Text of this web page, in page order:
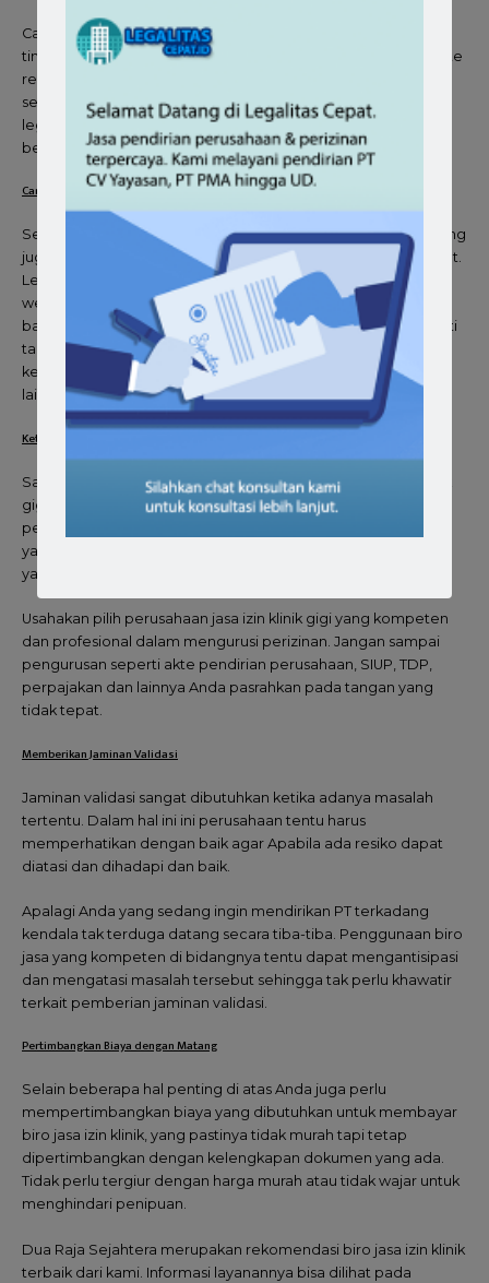
Cara mengetahui status hukum dari perusahaan jasa ini Anda
tinggal melihat profil perusahaan dengan teliti melalui website
resminya. Bahkan bisa juga langsung mendatangi kantornya,
sekalian konsultasi lebih lanjut. Apabila terkesan melakukan
legalitas perusahaannya Anda bisa memutuskan untuk tidak
bekerjasama.
Cari Tahu Riwayat Perusahaan
Selain mengetahui legalitas perusahaan penyedia jasa penting
juga untuk mencari tahu tentang riwayat perusahaan tersebut.
Lebih mudahnya Anda bisa mengetahuinya langsung di
website resminya. Selain itu Anda juga bisa mendapatkan
banyak informasi terkait kualitas perusahaan tersebut. Seperti
tahun berdirinya perusahaan, testimoni dari pelanggannya,
kemudian kontak yang bisa dihubungi dan informasi penting
lainnya.
Ketahui Layanan yang Diberikan
Sama halnya dengan biro jasa perizinan lainnya, jasa izin klinik
gigi juga memiliki tawaran khusus untuk kliennya. Agar calon
pelanggan tertarik biasanya mereka memberikan layanan
yang memadai, cepat dan mudah. Perhatikan dengan teliti
yang pertimbangkan sesuai dengan kebutuhan Anda.
Usahakan pilih perusahaan jasa izin klinik gigi yang kompeten
dan profesional dalam mengurusi perizinan. Jangan sampai
pengurusan seperti akte pendirian perusahaan, SIUP, TDP,
perpajakan dan lainnya Anda pasrahkan pada tangan yang
tidak tepat.
Memberikan Jaminan Validasi
Jaminan validasi sangat dibutuhkan ketika adanya masalah
tertentu. Dalam hal ini ini perusahaan tentu harus
memperhatikan dengan baik agar Apabila ada resiko dapat
diatasi dan dihadapi dan baik.
Apalagi Anda yang sedang ingin mendirikan PT terkadang
kendala tak terduga datang secara tiba-tiba. Penggunaan biro
jasa yang kompeten di bidangnya tentu dapat mengantisipasi
dan mengatasi masalah tersebut sehingga tak perlu khawatir
terkait pemberian jaminan validasi.
Pertimbangkan Biaya dengan Matang
Selain beberapa hal penting di atas Anda juga perlu
mempertimbangkan biaya yang dibutuhkan untuk membayar
biro jasa izin klinik, yang pastinya tidak murah tapi tetap
dipertimbangkan dengan kelengkapan dokumen yang ada.
Tidak perlu tergiur dengan harga murah atau tidak wajar untuk
menghindari penipuan.
Dua Raja Sejahtera merupakan rekomendasi biro jasa izin klinik
terbaik dari kami. Informasi layanannya bisa dilihat pada